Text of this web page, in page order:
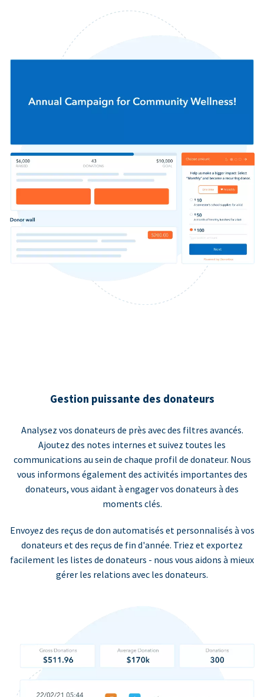
Gestion puissante des donateurs
Analysez vos donateurs de près avec des filtres avancés.
Ajoutez des notes internes et suivez toutes les
communications au sein de chaque profil de donateur. Nous
vous informons également des activités importantes des
donateurs, vous aidant à engager vos donateurs à des
moments clés.
Envoyez des reçus de don automatisés et personnalisés à vos
donateurs et des reçus de fin d'année. Triez et exportez
facilement les listes de donateurs - nous vous aidons à mieux
gérer les relations avec les donateurs.